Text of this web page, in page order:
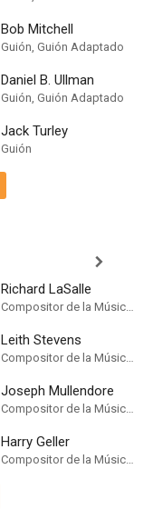
Bob Mitchell
Guión, Guión Adaptado
Daniel B. Ullman
Guión, Guión Adaptado
Jack Turley
Guión
Richard LaSalle
Compositor de la Música Original
Leith Stevens
Compositor de la Música Original
Joseph Mullendore
Compositor de la Música Original
Harry Geller
Compositor de la Música Original